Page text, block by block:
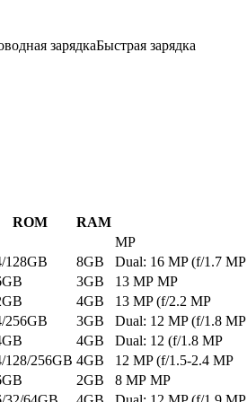
зарядкаБыстрая зарядка
ROM
RAM
MP
128GB 8GB Dual: 16 MP (f/1.7 MP
3GB 13 MP MP
4GB 13 MP (f/2.2 MP
256GB 3GB Dual: 12 MP (f/1.8 MP
4GB Dual: 12 (f/1.8 MP
128/256GB 4GB 12 MP (f/1.5-2.4 MP
2GB 8 MP MP